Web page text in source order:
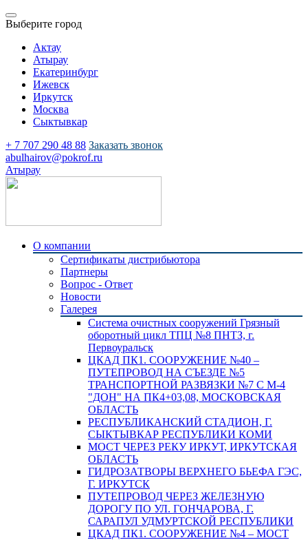
Выберите город
Актау
Атырау
Екатеринбург
Ижевск
Иркутск
Москва
Сыктывкар
+ 7 707 290 48 88 Заказать звонок
abulhairov@pokrof.ru
Атырау
О компании
Сертификаты дистрибьютора
Партнеры
Вопрос - Ответ
Новости
Галерея
Система очистных сооружений Грязный
оборотный цикл ТПЦ №8 ПНТЗ, г.
Первоуральск
ЦКАД ПК1. СООРУЖЕНИЕ №40 –
ПУТЕПРОВОД НА СЪЕЗДЕ №5
ТРАНСПОРТНОЙ РАЗВЯЗКИ №7 С М-4
"ДОН" НА ПК4+03,08, МОСКОВСКАЯ
ОБЛАСТЬ
РЕСПУБЛИКАНСКИЙ СТАДИОН, Г.
СЫКТЫВКАР РЕСПУБЛИКИ КОМИ
МОСТ ЧЕРЕЗ РЕКУ ИРКУТ, ИРКУТСКАЯ
ОБЛАСТЬ
ГИДРОЗАТВОРЫ ВЕРХНЕГО БЬЕФА ГЭС,
Г. ИРКУТСК
ПУТЕПРОВОД ЧЕРЕЗ ЖЕЛЕЗНУЮ
ДОРОГУ ПО УЛ. ГОНЧАРОВА, Г.
САРАПУЛ УДМУРТСКОЙ РЕСПУБЛИКИ
ЦКАД ПК1. СООРУЖЕНИЕ №4 – МОСТ